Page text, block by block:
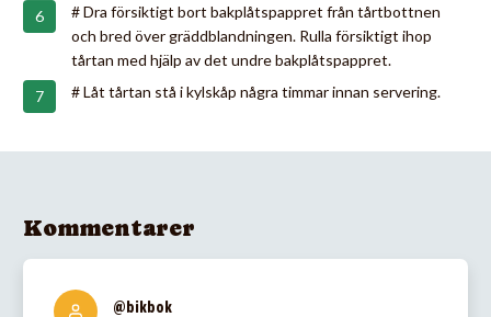
# Dra försiktigt bort bakplåtspappret från tårtbottnen
och bred över gräddblandningen. Rulla försiktigt ihop
tårtan med hjälp av det undre bakplåtspappret.
# Låt tårtan stå i kylskåp några timmar innan servering.
Kommentarer
@bikbok